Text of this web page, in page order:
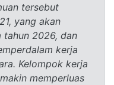
tersebut
yang akan
tahun 2026, dan
kerja
Kelompok kerja
memperluas